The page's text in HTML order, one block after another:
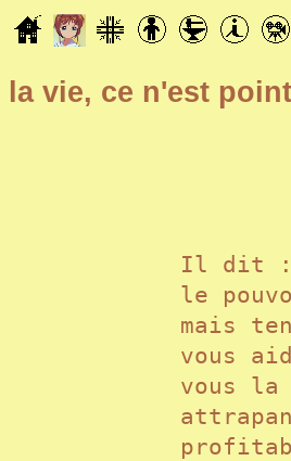
la vie, ce n'est
Il dit :
le
mais
vous
vous